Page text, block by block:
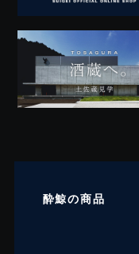
酔鯨の商品